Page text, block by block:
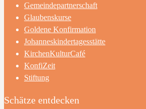
Gemeindepartnerschaft
Glaubenskurse
Goldene Konfirmation
Johanneskindertagesstätte
KirchenKulturCafé
KonfiZeit
Stiftung
Schätze entdecken